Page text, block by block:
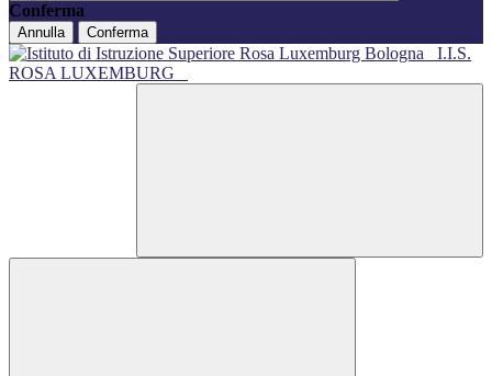
Conferma
Annulla Conferma
I.I.S.
ROSA LUXEMBURG